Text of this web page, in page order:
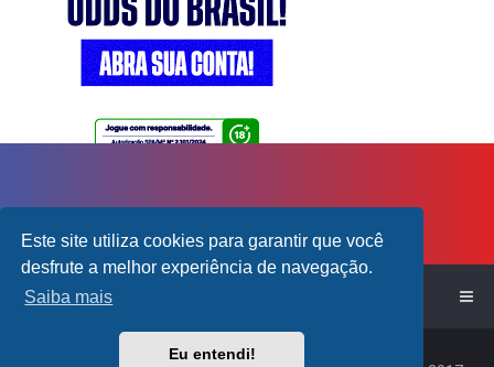
Este site utiliza cookies para garantir que você
desfrute a melhor experiência de navegação.
Saiba mais
Eu entendi!
Início do Fórum!